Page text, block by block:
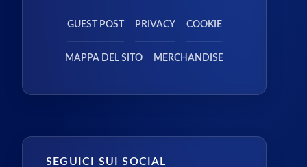
GUEST POST PRIVACY COOKIE
MAPPA DEL SITO MERCHANDISE
SEGUICI SUI SOCIAL